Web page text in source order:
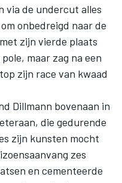
via de undercut alles
onbedreigd naar de
zijn vierde plaats
maar zag na een
zijn race van kwaad
Dillmann bovenaan in
die gedurende
zijn kunsten mocht
zes
en cementeerde